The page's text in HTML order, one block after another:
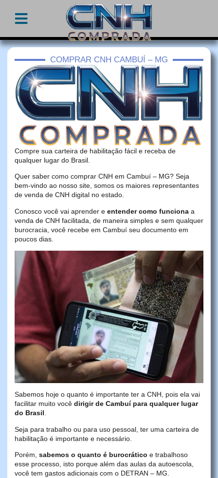
COMPRAR CNH CAMBUÍ – MG
Compre sua carteira de habilitação fácil e receba de
qualquer lugar do Brasil.
Quer saber como comprar CNH em Cambuí – MG? Seja
bem-vindo ao nosso site, somos os maiores representantes
de venda de CNH digital no estado.
Conosco você vai aprender e entender como funciona a
venda de CNH facilitada, de maneira simples e sem qualquer
burocracia, você recebe em Cambuí seu documento em
poucos dias.
Sabemos hoje o quanto é importante ter a CNH, pois ela vai
facilitar muito você dirigir de Cambuí para qualquer lugar
do Brasil.
Seja para trabalho ou para uso pessoal, ter uma carteira de
habilitação é importante e necessário.
Porém, sabemos o quanto é burocrático e trabalhoso
esse processo, isto porque além das aulas da autoescola,
você tem gastos adicionais com o DETRAN – MG.